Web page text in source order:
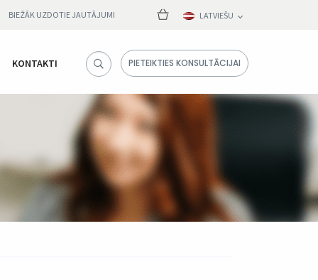
BIEŽĀK UZDOTIE JAUTĀJUMI LATVIEŠU
KONTAKTI